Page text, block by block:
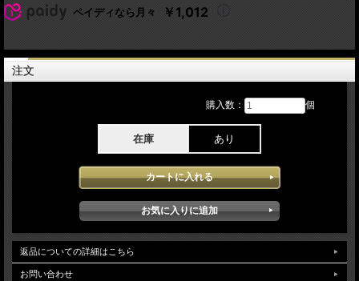
recording deta
26th Jan: Disc01 tracks 09
Lineup:
Paul McCartney - lead vocals, guitars
Paul "Wix" Wickens - backing vocals, keyboards
Paul McCartney - World Tour 1990 1月ロンドン ウェンブリーアリーナの11公演よ
りのベストショー3公演より厳選ソースを使用したSBD仕様のアイテムとなりま
演も実現するなどポールにとってはとても充実した時期でバンドメンバーと言うく
くりもなくソロアーティストとしての才能がいかんなく発揮されこのツアーからは
るなどツアーとしても出来も最高で本アイテムに記録されたperformanceは母国イ
ギリス ロンドンでのライブでポール自体のノリもよくウェンブリーでの迫力ある
素晴らしいコンサートが堪能できポール自体もよく声が出ておりアーティスト ポ
ペイディなら月々 ￥1,012
注文
購入数： 個
在庫 あり
返品についての詳細はこちら
お問い合わせ